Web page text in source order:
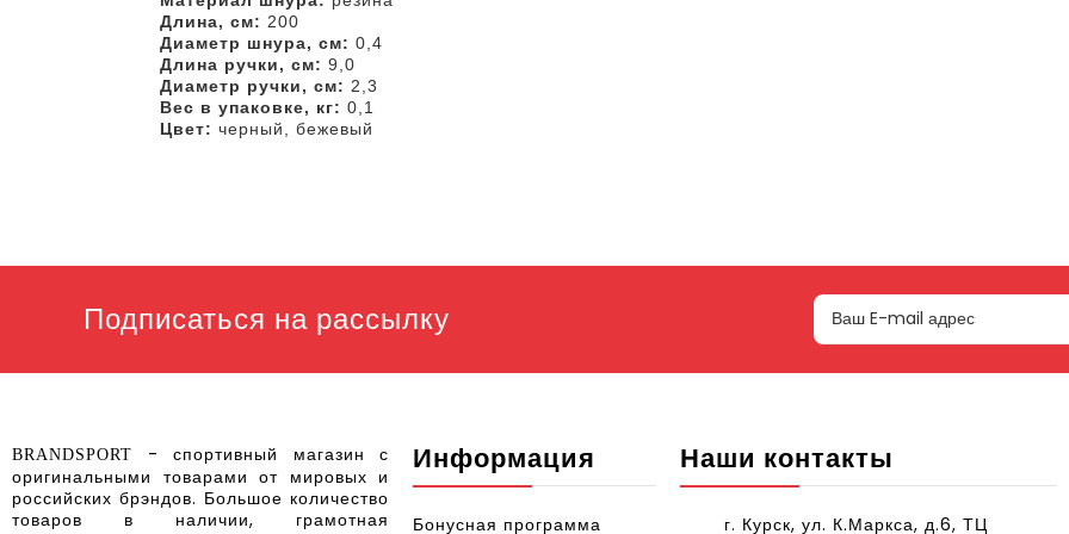
Длина, см: 200
Диаметр шнура, см: 0,4
Длина ручки, см: 9,0
Диаметр ручки, см: 2,3
Вес в упаковке, кг: 0,1
Цвет: черный, бежевый
Подписаться на рассылку
BRANDSPORT
- спортивный магазин с
оригинальными товарами от мировых и
российских брэндов. Большое количество
товаров в наличии, грамотная
Информация
Бонусная программа
Наши контакты
г. Курск, ул. К.Маркса, д.6, ТЦ